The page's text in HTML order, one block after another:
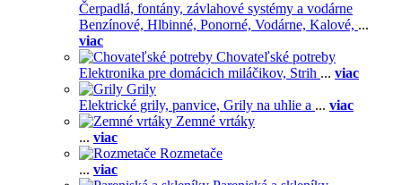
Čerpadlá, fontány, závlahové systémy a vodárne
Benzínové, Hlbinné, Ponorné, Vodárne, Kalové, ...
viac
Chovateľské potreby
Elektronika pre domácich miláčikov, Strih ... viac
Grily
Elektrické grily, panvice, Grily na uhlie a ... viac
Zemné vrtáky
... viac
Rozmetače
... viac